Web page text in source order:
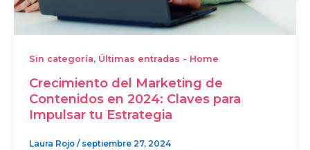
Sin categoría, Últimas entradas - Home
Crecimiento del Marketing de
Contenidos en 2024: Claves para
Impulsar tu Estrategia
Laura Rojo / septiembre 27, 2024